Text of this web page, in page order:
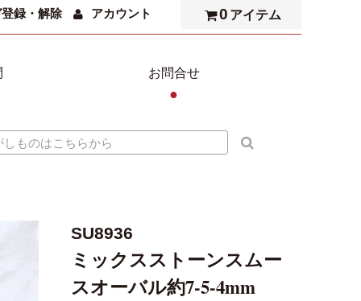
録・解除 アカウント 0 アイテム
お問合せ
●
SU8936
ミックスストーンスムー
スオーバル約7-5-4mm